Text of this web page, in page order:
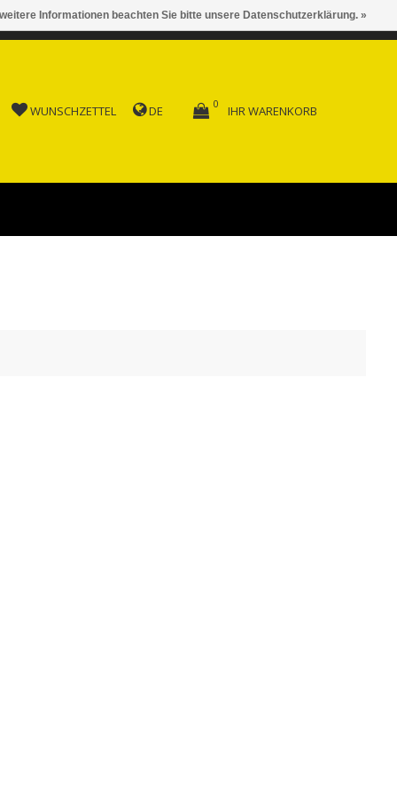
AB FR. 150.00
WUNSCHZETTEL DE IHR WARENKORB
0
Informationen beachten Sie bitte unsere Datenschutzerklärung. »